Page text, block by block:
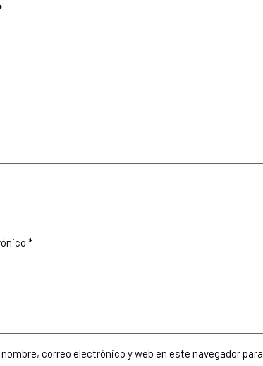
*
correo electrónico y web en este navegador